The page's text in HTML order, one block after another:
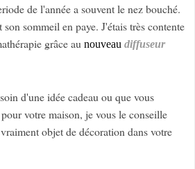
de l'année a souvent le nez bouché.
sommeil en paye. J'étais très contente
grâce au nouveau diffuseur
d'une idée cadeau ou que vous
votre maison, je vous le conseille
objet de décoration dans votre